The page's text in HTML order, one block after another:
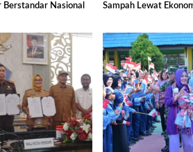
Berstandar Nasional
Sampah Lewat